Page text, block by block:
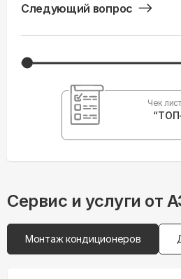
Следующий вопрос
Чек
Сервис и услуги от
Монтаж кондиционеров